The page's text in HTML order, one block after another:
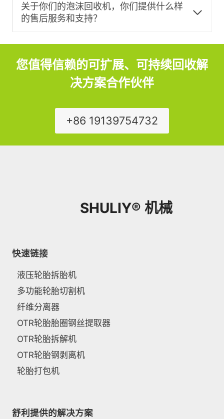
关于你们的泡沫回收机，你们提供什么样
的售后服务和支持？
您值得信赖的可扩展、可持续回收解
决方案合作伙伴
+86 19139754732
SHULIY® 机械
快速链接
液压轮胎拆胎机
多功能轮胎切割机
纤维分离器
OTR轮胎胎圈钢丝提取器
OTR轮胎拆解机
OTR轮胎钢剥离机
轮胎打包机
舒利提供的解决方案